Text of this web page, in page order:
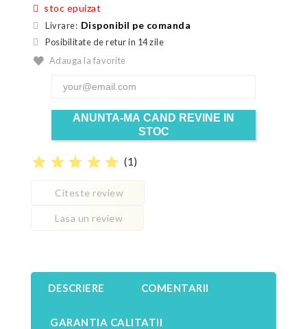
stoc epuizat
Livrare: Disponibil pe comanda
Posibilitate de retur in 14 zile
Adauga la favorite
ANUNTA-MA CAND REVINE IN
STOC
star star star star star (1)
Citeste review
Lasa un review
DESCRIERE COMENTARII
GARANTIA CALITATII